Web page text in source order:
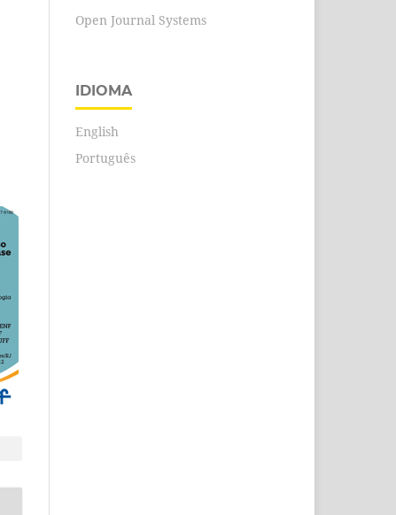
Open Journal Systems
IDIOMA
English
Português